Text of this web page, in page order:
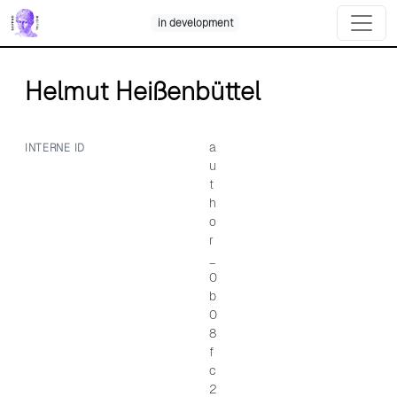
Skip
to
content
in development
Helmut Heißenbüttel
INTERNE ID
a
u
t
h
o
r
0
b
0
8
f
c
2